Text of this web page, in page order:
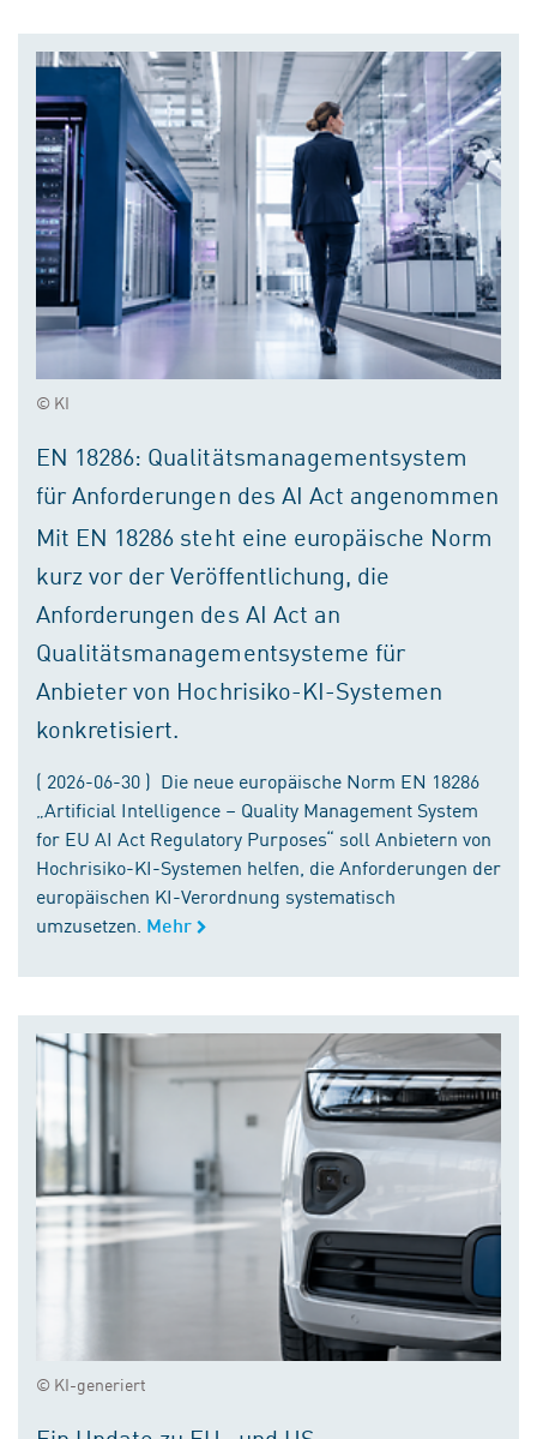
© KI
EN 18286: Qualitätsmanagementsystem
für Anforderungen des AI Act angenommen
Mit EN 18286 steht eine europäische Norm
kurz vor der Veröffentlichung, die
Anforderungen des AI Act an
Qualitätsmanagementsysteme für
Anbieter von Hochrisiko-KI-Systemen
konkretisiert.
( 2026-06-30 ) Die neue europäische Norm EN 18286
„Artificial Intelligence – Quality Management System
for EU AI Act Regulatory Purposes“ soll Anbietern von
Hochrisiko-KI-Systemen helfen, die Anforderungen der
europäischen KI-Verordnung systematisch
umzusetzen. Mehr
© KI-generiert